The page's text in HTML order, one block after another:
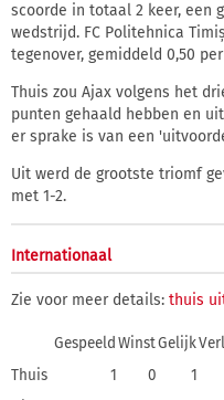
scoorde in totaal 2 keer, een
wedstrijd. FC Politehnica
tegenover, gemiddeld 0,50
Thuis zou Ajax volgens het
punten gehaald hebben en
er sprake is van een
Uit werd de grootste triomf
met 1-2.
Internationaal
Zie voor meer details: thuis
Gespeeld WinstGelijk
Thuis
1 0 1